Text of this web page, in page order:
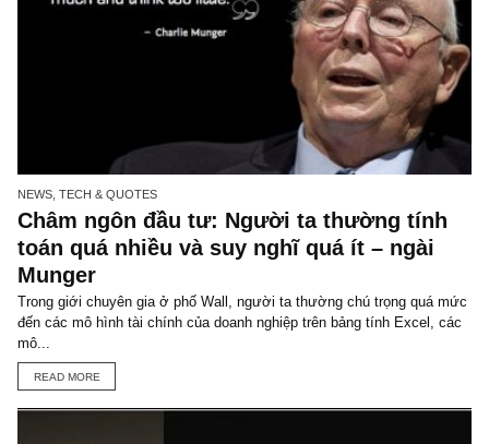
INCREASE MONEY SUPPLY
INFLATION ISSUE 27
MANIPULATION
MARGIN OF SAFETY
PATIENCE SAUDI ARAMCO
SUPERAPPS
TGN_S.A.F.E Team